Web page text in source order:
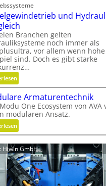
ä
l
e
v
e
r
m
e
i
d
e
n
i
r
b
e
l
t
u
d
n
i
c
h
t
g
e
s
c
h
und
Branchen gelten
noch immer als
vor allem wenn
sind. Doch es gibt starke
:
K
u
g
e
l
g
e
w
i
n
d
Armaturentechnik
One Ecosystem von AVA
modularen Ansatz.
:
M
o
d
u
l
a
Hiwin GmbH